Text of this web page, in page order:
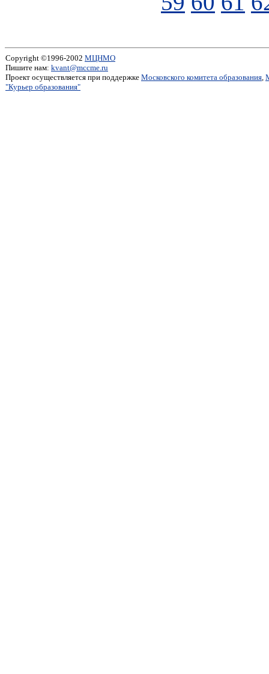
Copyright ©1996-2002 МЦНМО
Пишите нам: kvant@mccme.ru
Проект осуществляется при поддержке Московского комитета образования,
"Курьер образования"